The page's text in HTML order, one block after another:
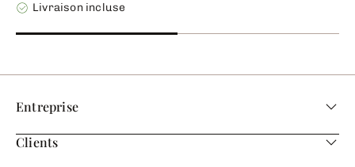
Livraison incluse
Entreprise
Clients